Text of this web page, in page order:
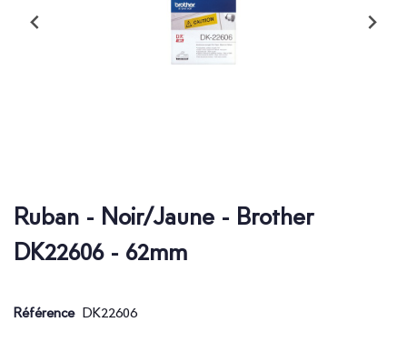
Ruban - Noir/Jaune - Brother
DK22606 - 62mm
Référence DK22606